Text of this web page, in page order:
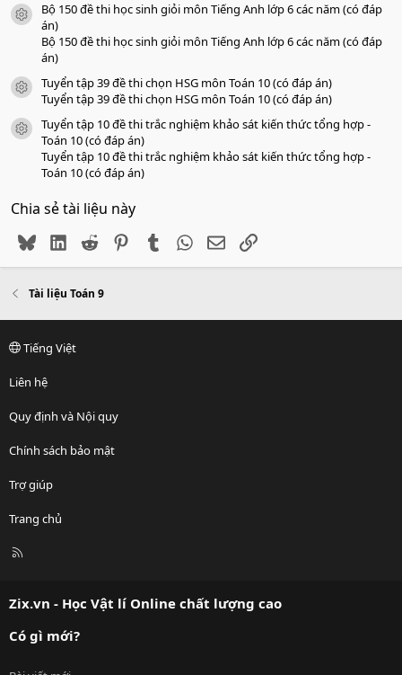
icon tài liệu
Bộ 150 đề thi học sinh giỏi môn Tiếng Anh lớp 6 các năm (có đáp
án)
Bộ 150 đề thi học sinh giỏi môn Tiếng Anh lớp 6 các năm (có đáp
án)
icon tài liệu
Tuyển tập 39 đề thi chọn HSG môn Toán 10 (có đáp án)
Tuyển tập 39 đề thi chọn HSG môn Toán 10 (có đáp án)
icon tài liệu
Tuyển tập 10 đề thi trắc nghiệm khảo sát kiến thức tổng hợp -
Toán 10 (có đáp án)
Tuyển tập 10 đề thi trắc nghiệm khảo sát kiến thức tổng hợp -
Toán 10 (có đáp án)
Chia sẻ tài liệu này
BlueskyLinkedIn
Reddit PinterestTumblr WhatsApp
EmailLink
Tài liệu Toán 9
Tiếng Việt
Liên hệ
Quy định và Nội quy
Chính sách bảo mật
Trợ giúp
Trang chủ
R
Zix.vn - Học Vật lí Online chất lượng cao
Có gì mới?